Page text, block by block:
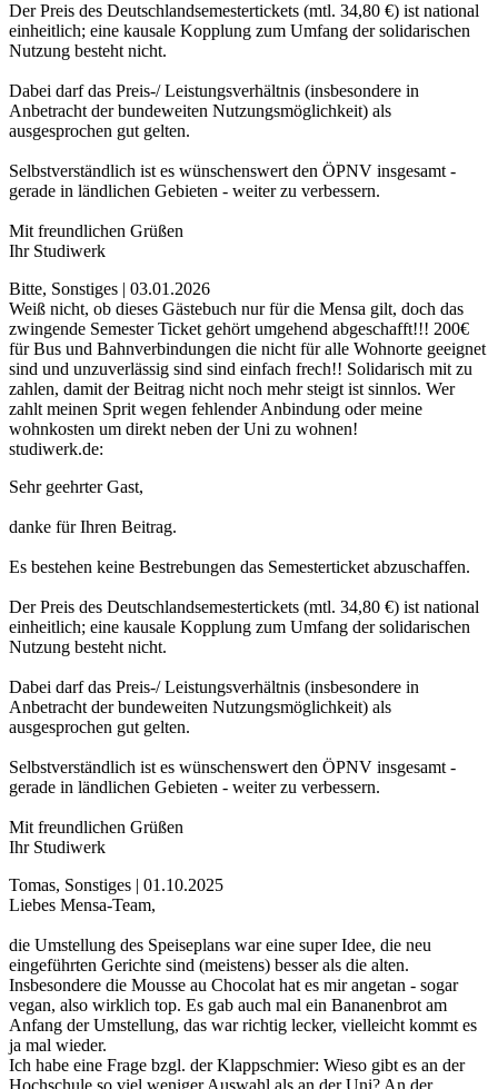
Der Preis des Deutschlandsemestertickets (mtl. 34,80 €) ist national
einheitlich; eine kausale Kopplung zum Umfang der solidarischen
Nutzung besteht nicht.
Dabei darf das Preis-/ Leistungsverhältnis (insbesondere in
Anbetracht der bundeweiten Nutzungsmöglichkeit) als
ausgesprochen gut gelten.
Selbstverständlich ist es wünschenswert den ÖPNV insgesamt -
gerade in ländlichen Gebieten - weiter zu verbessern.
Mit freundlichen Grüßen
Ihr Studiwerk
Bitte, Sonstiges | 03.01.2026
Weiß nicht, ob dieses Gästebuch nur für die Mensa gilt, doch das
zwingende Semester Ticket gehört umgehend abgeschafft!!! 200€
für Bus und Bahnverbindungen die nicht für alle Wohnorte geeignet
sind und unzuverlässig sind sind einfach frech!! Solidarisch mit zu
zahlen, damit der Beitrag nicht noch mehr steigt ist sinnlos. Wer
zahlt meinen Sprit wegen fehlender Anbindung oder meine
wohnkosten um direkt neben der Uni zu wohnen!
studiwerk.de:
Sehr geehrter Gast,
danke für Ihren Beitrag.
Es bestehen keine Bestrebungen das Semesterticket abzuschaffen.
Der Preis des Deutschlandsemestertickets (mtl. 34,80 €) ist national
einheitlich; eine kausale Kopplung zum Umfang der solidarischen
Nutzung besteht nicht.
Dabei darf das Preis-/ Leistungsverhältnis (insbesondere in
Anbetracht der bundeweiten Nutzungsmöglichkeit) als
ausgesprochen gut gelten.
Selbstverständlich ist es wünschenswert den ÖPNV insgesamt -
gerade in ländlichen Gebieten - weiter zu verbessern.
Mit freundlichen Grüßen
Ihr Studiwerk
Tomas, Sonstiges | 01.10.2025
Liebes Mensa-Team,
die Umstellung des Speiseplans war eine super Idee, die neu
eingeführten Gerichte sind (meistens) besser als die alten.
Insbesondere die Mousse au Chocolat hat es mir angetan - sogar
vegan, also wirklich top. Es gab auch mal ein Bananenbrot am
Anfang der Umstellung, das war richtig lecker, vielleicht kommt es
ja mal wieder.
Ich habe eine Frage bzgl. der Klappschmier: Wieso gibt es an der